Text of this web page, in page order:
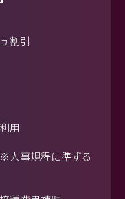
割引
用
人事規程に準ずる